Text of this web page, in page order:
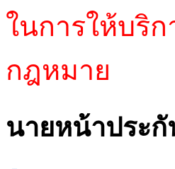
ในการให้บริ
กฎหมาย
นายหน้าประ